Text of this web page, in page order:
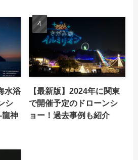
水浴
シ
龍神
【最新版】2024年に関東
で開催予定のドローンシ
ョー！過去事例も紹介